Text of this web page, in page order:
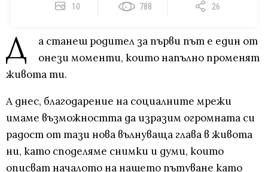
10 788 26
Д
а станеш родител за първи път е един от
онези моменти, които напълно променят
живота ти.
А днес, благодарение на социалните мрежи
имаме възможността да изразим огромната си
радост от тази нова вълнуваща глава в живота
ни, като споделяме снимки и думи, които
описват началото на нашето пътуване като